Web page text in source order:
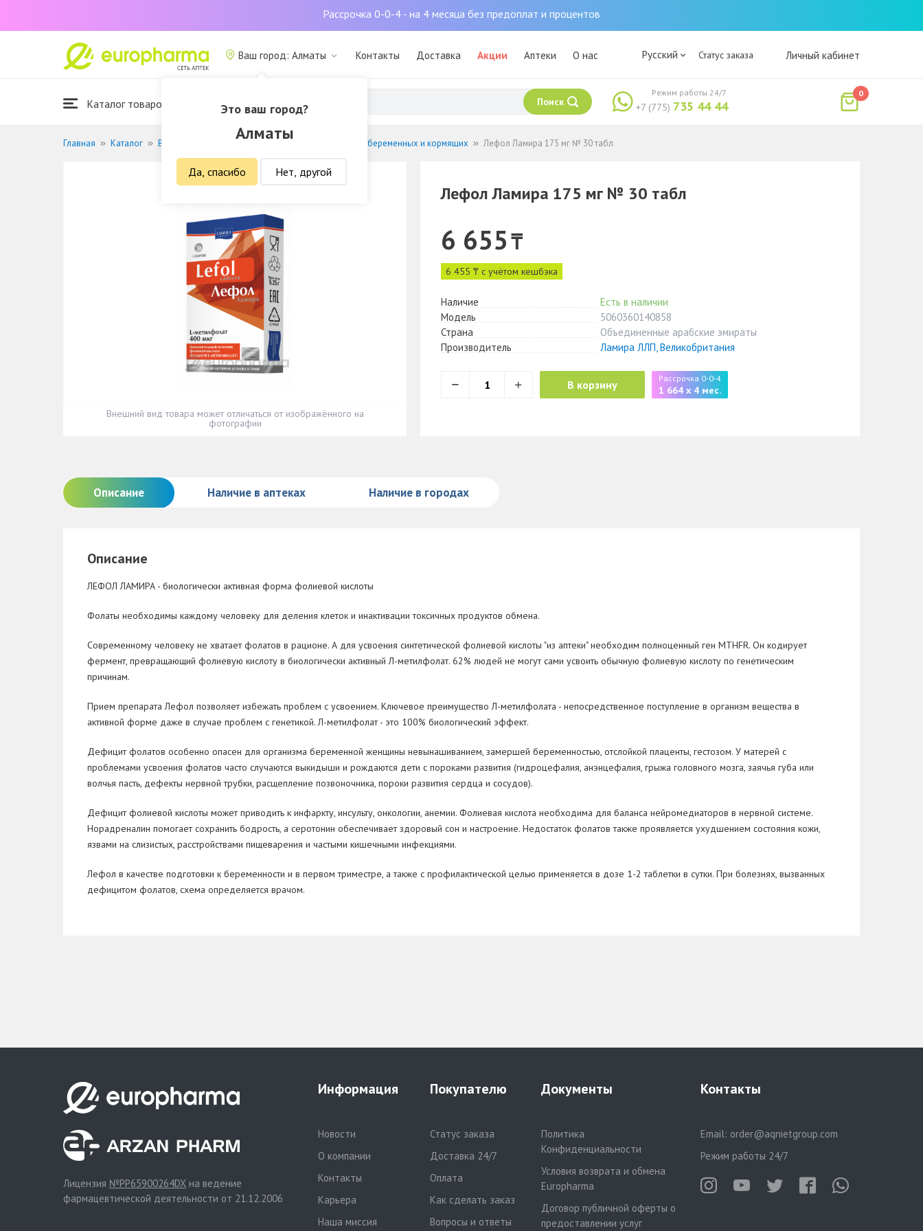
Рассрочка 0-0-4 - на 4 месяца без предоплат и процентов
Ваш город: Алматы
Это ваш город?
Алматы
Да, спасибо Нет, другой
Контакты Доставка Акции Аптеки О нас Русский Статус заказа Личный кабинет
Каталог товаров Поиск +7 (775) 735 44 44
Режим работы 24/7 0
Главная Каталог Витамины и БАДы Для беременных и кормящих Лефол Ламира 175 мг № 30 табл
Внешний вид товара может отличаться от изображённого на
фотографии
Лефол Ламира 175 мг № 30 табл
6 655₸
6 455 ₸ с учётом кешбэка
Наличие
Есть в наличии
Модель
5060360140858
Страна
Объединенные арабские эмираты
Производитель
Ламира ЛЛП, Великобритания
В корзину Рассрочка 0-0-4
1 664 x 4 мес.
Описание Наличие в аптеках Наличие в городах
Описание
ЛЕФОЛ ЛАМИРА - биологически активная форма фолиевой кислоты
Фолаты необходимы каждому человеку для деления клеток и инактивации токсичных продуктов обмена.
Современному человеку не хватает фолатов в рационе. А для усвоения синтетической фолиевой кислоты "из аптеки" необходим полноценный ген MTHFR. Он кодирует
фермент, превращающий фолиевую кислоту в биологически активный Л-метилфолат. 62% людей не могут сами усвоить обычную фолиевую кислоту по генетическим
причинам.
Прием препарата Лефол позволяет избежать проблем с усвоением. Ключевое преимущество Л-метилфолата - непосредственное поступление в организм вещества в
активной форме даже в случае проблем с генетикой. Л-метилфолат - это 100% биологический эффект.
Дефицит фолатов особенно опасен для организма беременной женщины невынашиванием, замершей беременностью, отслойкой плаценты, гестозом. У матерей с
проблемами усвоения фолатов часто случаются выкидыши и рождаются дети с пороками развития (гидроцефалия, анэнцефалия, грыжа головного мозга, заячья губа или
волчья пасть, дефекты нервной трубки, расщепление позвоночника, пороки развития сердца и сосудов).
Дефицит фолиевой кислоты может приводить к инфаркту, инсульту, онкологии, анемии. Фолиевая кислота необходима для баланса нейромедиаторов в нервной системе.
Норадреналин помогает сохранить бодрость, а серотонин обеспечивает здоровый сон и настроение. Недостаток фолатов также проявляется ухудшением состояния кожи,
язвами на слизистых, расстройствами пищеварения и частыми кишечными инфекциями.
Лефол в качестве подготовки к беременности и в первом триместре, а также с профилактической целью применяется в дозе 1-2 таблетки в сутки. При болезнях, вызванных
дефицитом фолатов, схема определяется врачом.
Лицензия №PP65900264DX на ведение
фармацевтической деятельности от 21.12.2006
Информация
Новости
О компании
Контакты
Карьера
Наша миссия
Покупателю
Статус заказа
Доставка 24/7
Оплата
Как сделать заказ
Вопросы и ответы
Документы
Политика
Конфиденциальности
Условия возврата и обмена
Europharma
Договор публичной оферты о
предоставлении услуг
Контакты
Email: order@aqnietgroup.com
Режим работы 24/7